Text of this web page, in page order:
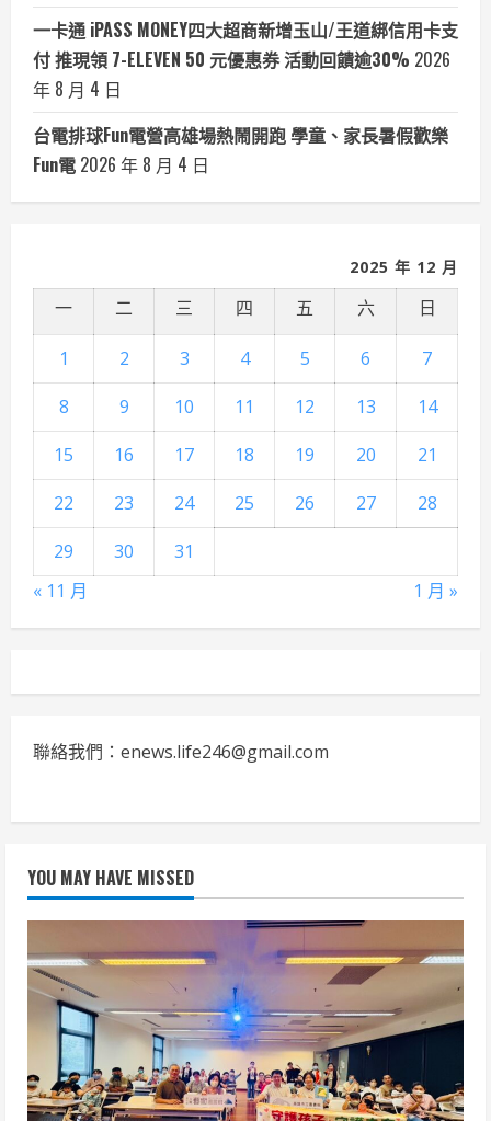
一卡通 iPASS MONEY四大超商新增玉山/王道綁信用卡支
付 推現領 7-ELEVEN 50 元優惠券 活動回饋逾30% 2026
年 8 月 4 日
台電排球Fun電營高雄場熱鬧開跑 學童、家長暑假歡樂
Fun電 2026 年 8 月 4 日
2025 年 12 月
一 二 三 四 五 六 日
1 2 3 4 5 6
7
8
9 10 11 12 13
14
15
16 17 18 19 20
21
22
23 24 25 26 27
28
29
30
31
« 11 月
1 月 »
聯絡我們：enews.life246@gmail.com
YOU MAY HAVE MISSED